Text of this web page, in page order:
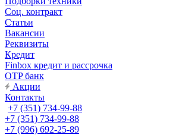
Соц. контракт
Статьи
Вакансии
Реквизиты
Кредит
Finbox кредит и рассрочка
OTP банк
Акции
Контакты
+7 (351) 734-99-88
+7 (351) 734-99-88
+7 (996) 692-25-89